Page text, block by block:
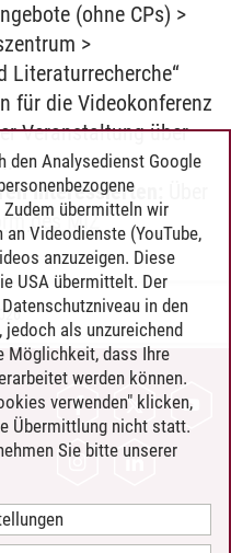
(ohne CPs) >
>
Literaturrecherche“
für die Videokonferenz
Veranstaltung über
Interessierten:
des MIZ
den Analysedienst Google
übermitteln wir
Videodienste (YouTube,
anzuzeigen. Diese
USA übermittelt. Der
in den
jedoch als unzureichend
Möglichkeit, dass Ihre
werden können.
verwenden" klicken,
Übermittlung nicht statt.
Sie bitte unserer